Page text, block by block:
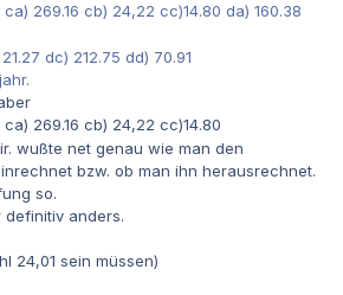
269.16 cb) 24,22 cc)14.80 da) 160.38
dc) 212.75 dd) 70.91
269.16 cb) 24,22 cc)14.80
wußte net genau wie man den
bzw. ob man ihn herausrechnet.
so.
definitiv anders.
24,01 sein müssen)